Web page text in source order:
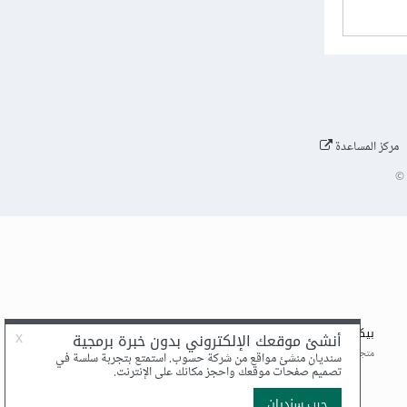
مركز المساعدة
©